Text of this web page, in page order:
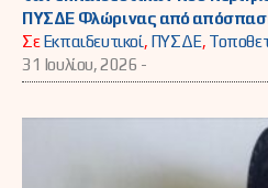
ΠΥΣΔΕ Φλώρινας από
ΣεΕκπαιδευτικοί, ΠΥΣΔΕ,
31 Ιουλίου, 2026 -